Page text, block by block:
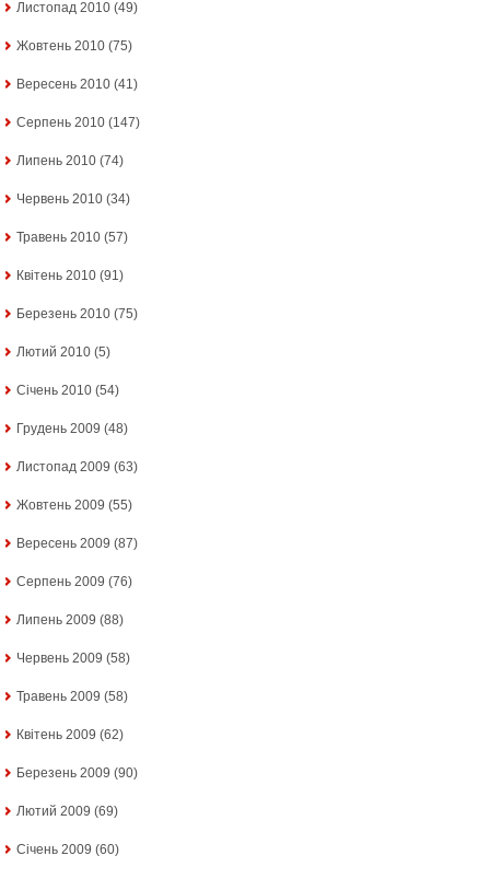
Листопад 2010 (49)
Жовтень 2010 (75)
Вересень 2010 (41)
Серпень 2010 (147)
Липень 2010 (74)
Червень 2010 (34)
Травень 2010 (57)
Квітень 2010 (91)
Березень 2010 (75)
Лютий 2010 (5)
Січень 2010 (54)
Грудень 2009 (48)
Листопад 2009 (63)
Жовтень 2009 (55)
Вересень 2009 (87)
Серпень 2009 (76)
Липень 2009 (88)
Червень 2009 (58)
Травень 2009 (58)
Квітень 2009 (62)
Березень 2009 (90)
Лютий 2009 (69)
Січень 2009 (60)